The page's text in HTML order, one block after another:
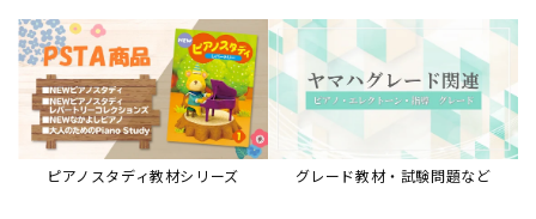
ピアノスタディ教材シリーズ グレード教材・試験問題など